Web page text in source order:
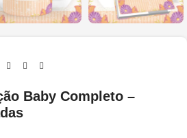
Baby Completo –